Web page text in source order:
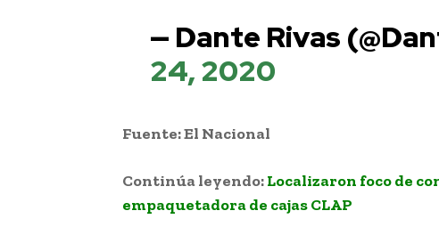
— Dante Rivas
24, 2020
Fuente: El Nacional
Continúa leyendo:Localizaron foco de
empaquetadora de cajas CLAP